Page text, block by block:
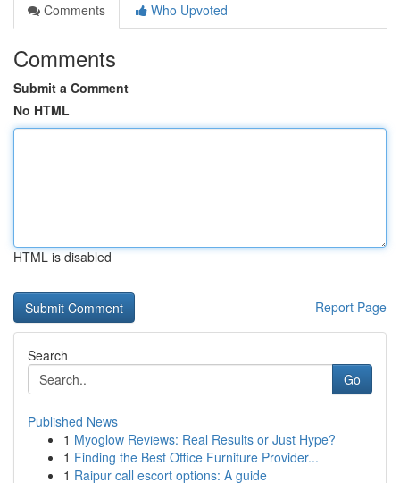
Comments
Who Upvoted
Comments
Submit a Comment
No HTML
HTML is disabled
Report Page
Search
Go
Published News
1 Myoglow Reviews: Real Results or Just Hype?
1 Finding the Best Office Furniture Provider...
1 Raipur call escort options: A guide